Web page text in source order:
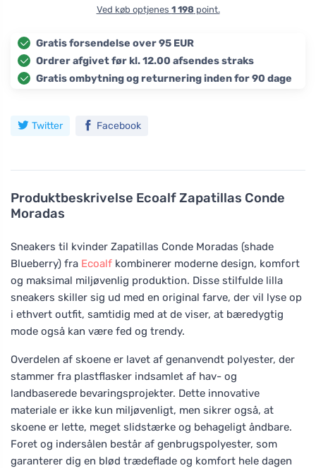
Produktbeskrivelse Ecoalf Zapatillas Conde
Moradas
Sneakers til kvinder Zapatillas Conde Moradas (shade
Blueberry) fra Ecoalf kombinerer moderne design, komfort
og maksimal miljøvenlig produktion. Disse stilfulde lilla
sneakers skiller sig ud med en original farve, der vil lyse op
i ethvert outfit, samtidig med at de viser, at bæredygtig
mode også kan være fed og trendy.
Overdelen af skoene er lavet af genanvendt polyester, der
stammer fra plastflasker indsamlet af hav- og
landbaserede bevaringsprojekter. Dette innovative
materiale er ikke kun miljøvenligt, men sikrer også, at
skoene er lette, meget slidstærke og behageligt åndbare.
Foret og indersålen består af genbrugspolyester, som
garanterer dig en blød trædeflade og komfort hele dagen
Ved køb optjenes 1 198point.
Gratis forsendelse over 95 EUR
Ordrer afgivet før kl. 12.00 afsendes straks
Gratis ombytning og returnering inden for 90 dage
Twitter Facebook